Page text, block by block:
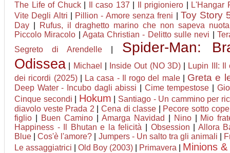
The Life of Chuck| Il caso 137 Il prigioniero
L'Hangar
Vite Degli Altri
Pillion - Amore senza freni Toy Story
Day
Rufus, il draghetto marino che non sapeva
Piccolo Miracolo
Agata Christian - Delitto sulle nevi
Segreto di Arendelle
Spider-Man:
Odissea
Michael Inside Out (NO 3D)|
Lupin III: Il
dei ricordi (2025)| La casa - Il rogo del male| Greta e
Deep Water - Incubo dagli abissi Cime tempestose
Cinque secondi
Hokum
Santiago - Un cammino per
diavolo veste Prada 2
Cena di classe
Pecore sotto
figlio
Buen Camino| Amarga Navidad Nino| Mio
Happiness - Il Bhutan e la felicità
Obsession
Allora
Blue |Cos'è l'amore? Jumpers - Un salto tra gli animali
Le assaggiatrici
Old Boy (2003) Primavera Minions